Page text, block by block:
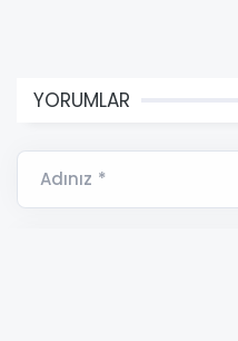
YORUMLAR
Adınız *